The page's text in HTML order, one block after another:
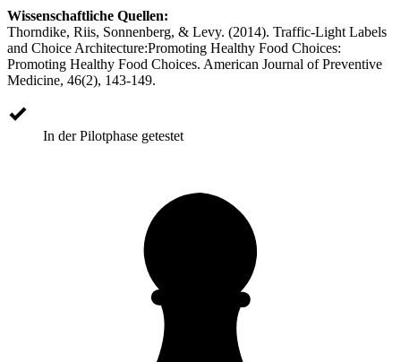
Wissenschaftliche Quellen:
Thorndike, Riis, Sonnenberg, & Levy. (2014). Traffic-Light Labels
and Choice Architecture:Promoting Healthy Food Choices:
Promoting Healthy Food Choices. American Journal of Preventive
Medicine, 46(2), 143-149.
In der Pilotphase getestet